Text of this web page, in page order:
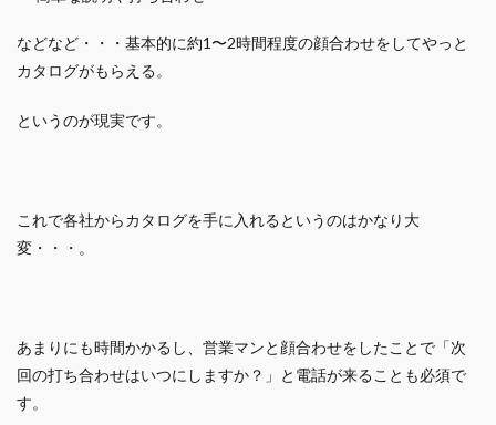
などなど・・・基本的に約1〜2時間程度の顔合わせをしてやっと
カタログがもらえる。
というのが現実です。
これで各社からカタログを手に入れるというのはかなり大
変・・・。
あまりにも時間かかるし、営業マンと顔合わせをしたことで「次
回の打ち合わせはいつにしますか？」と電話が来ることも必須で
す。